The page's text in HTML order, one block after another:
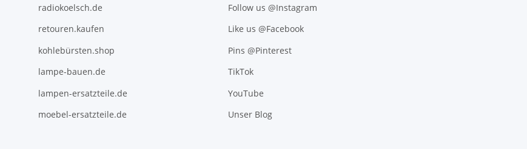
radiokoelsch.de
retouren.kaufen
kohlebürsten.shop
lampe-bauen.de
lampen-ersatzteile.de
moebel-ersatzteile.de
Follow us @Instagram
Like us @Facebook
Pins @Pinterest
TikTok
YouTube
Unser Blog